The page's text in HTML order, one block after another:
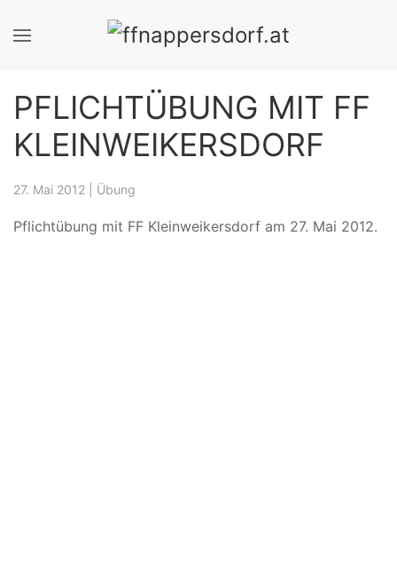
PFLICHTÜBUNG MIT FF
KLEINWEIKERSDORF
27. Mai 2012 Übung
Pflichtübung mit FF Kleinweikersdorf am 27. Mai 2012.